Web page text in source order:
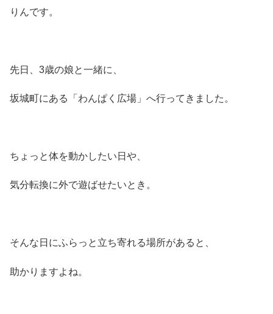
りんです。
先日、3歳の娘と一緒に、
坂城町にある「わんぱく広場」へ行ってきました。
ちょっと体を動かしたい日や、
気分転換に外で遊ばせたいとき。
そんな日にふらっと立ち寄れる場所があると、
助かりますよね。